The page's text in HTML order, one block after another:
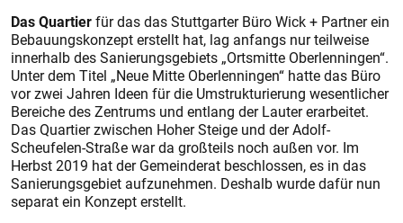
Das Quartierfür das das Stuttgarter Büro Wick + Partner ein
Bebauungskonzept erstellt hat, lag anfangs nur teilweise
innerhalb des Sanierungsgebiets „Ortsmitte Oberlenningen“.
Unter dem Titel „Neue Mitte Oberlenningen“ hatte das Büro
vor zwei Jahren Ideen für die Umstrukturierung wesentlicher
Bereiche des Zentrums und entlang der Lauter erarbeitet.
Das Quartier zwischen Hoher Steige und der Adolf-
Scheufelen-Straße war da großteils noch außen vor. Im
Herbst 2019 hat der Gemeinderat beschlossen, es in das
Sanierungsgebiet aufzunehmen. Deshalb wurde dafür nun
separat ein Konzept erstellt.